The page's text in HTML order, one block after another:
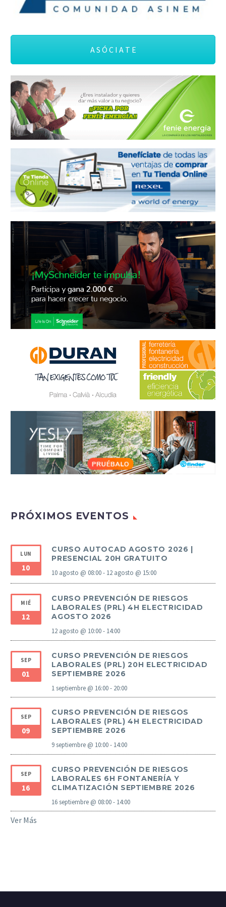
de…
A S Ó C I A T E
PRÓXIMOS EVENTOS
LUN
10
CURSO AUTOCAD AGOSTO 2026 |
PRESENCIAL 20H GRATUITO
10 agosto @ 08:00- 12 agosto @ 15:00
MIÉ
12
CURSO PREVENCIÓN DE RIESGOS
LABORALES (PRL) 4H ELECTRICIDAD
AGOSTO 2026
12 agosto @ 10:00- 14:00
SEP
01
CURSO PREVENCIÓN DE RIESGOS
LABORALES (PRL) 20H ELECTRICIDAD
SEPTIEMBRE 2026
1 septiembre @ 16:00- 20:00
SEP
09
CURSO PREVENCIÓN DE RIESGOS
LABORALES (PRL) 4H ELECTRICIDAD
SEPTIEMBRE 2026
9 septiembre @ 10:00- 14:00
SEP
16
CURSO PREVENCIÓN DE RIESGOS
LABORALES 6H FONTANERÍA Y
CLIMATIZACIÓN SEPTIEMBRE 2026
16 septiembre @ 08:00- 14:00
Ver Más